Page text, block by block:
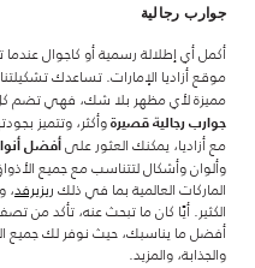
جوارب رجالية
أكمل أي إطلالة رسمية أو كاجوال
موقع أزاديا الإمارات. تساعدك
مميزة لأي مظهر بلا شك، فهي تضم
جوارب رجالية قصيرة وأكثر، وتتميز
مع أزاديا، يمكنك العثور على أفضل
وألوان وأشكال لتتناسب مع جميع
الماركات العالمية بما في ذلك ريزيرفد، و
الكثير. أيًا كان ما تبحث عنه، تأكد من
أفضل ما يناسبك، حيث نوفر لك جميع
والجذابة، والمزيد.